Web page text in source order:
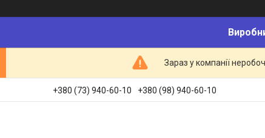
Зараз у компанії
+380 (73) 940-60-10 +380 (98) 940-60-10